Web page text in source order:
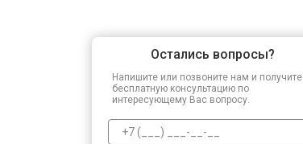
Остались вопросы?
Напишите или позвоните нам и получите
бесплатную консультацию по
интересующему Вас вопросу.